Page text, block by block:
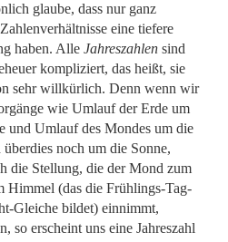
glaube, dass nur ganz
eine tiefere
haben. Alle Jahreszahlen sind
kompliziert, das heißt, sie
sehr willkürlich. Denn wenn wir
wie Umlauf der Erde um
und Umlauf des Mondes um die
überdies noch um die Sonne,
die Stellung, die der Mond zum
Himmel (das die Frühlings-Tag-
Gleiche bildet) einnimmt,
so erscheint uns eine Jahreszahl